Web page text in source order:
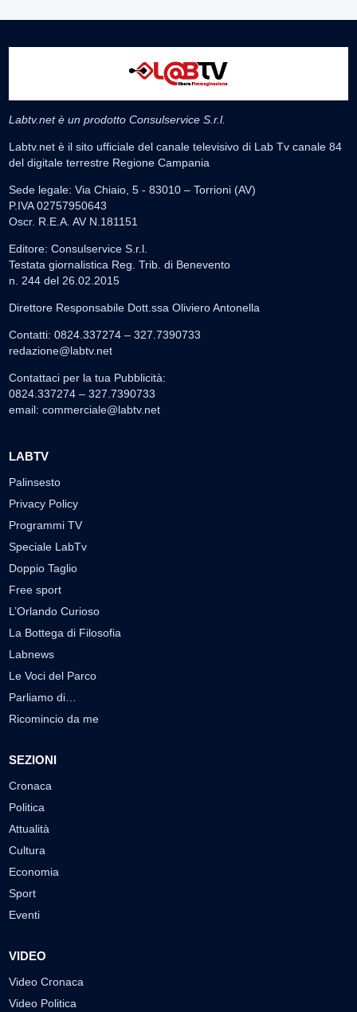
Labtv.net è un prodotto Consulservice S.r.l.
Labtv.net è il sito ufficiale del canale televisivo di Lab Tv canale 84
del digitale terrestre Regione Campania
Sede legale: Via Chiaio, 5 - 83010 – Torrioni (AV)
P.IVA 02757950643
Oscr. R.E.A. AV N.181151
Editore: Consulservice S.r.l.
Testata giornalistica Reg. Trib. di Benevento
n. 244 del 26.02.2015
Direttore Responsabile Dott.ssa Oliviero Antonella
Contatti: 0824.337274 – 327.7390733
redazione@labtv.net
Contattaci per la tua Pubblicità:
0824.337274 – 327.7390733
email: commerciale@labtv.net
LABTV
Palinsesto
Privacy Policy
Programmi TV
Speciale LabTv
Doppio Taglio
Free sport
L’Orlando Curioso
La Bottega di Filosofia
Labnews
Le Voci del Parco
Parliamo di…
Ricomincio da me
SEZIONI
Cronaca
Politica
Attualità
Cultura
Economia
Sport
Eventi
VIDEO
Video Cronaca
Video Politica